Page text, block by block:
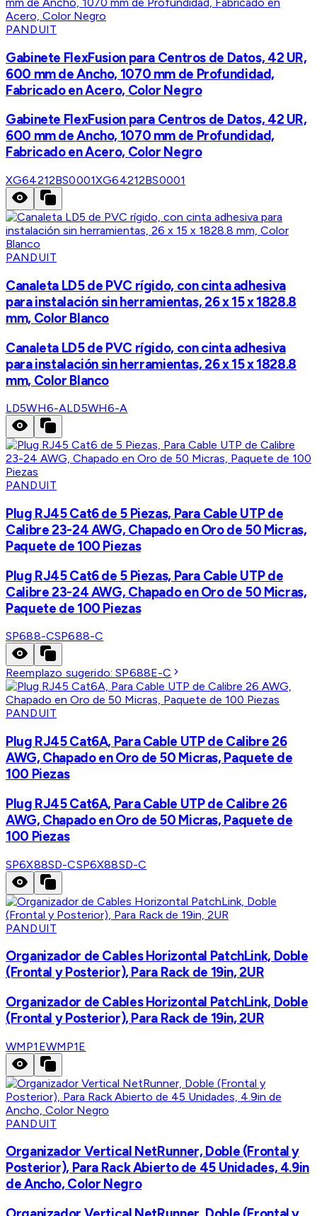
PANDUIT
Gabinete FlexFusion para Centros de Datos, 42 UR,
600 mm de Ancho, 1070 mm de Profundidad,
Fabricado en Acero, Color Negro
Gabinete FlexFusion para Centros de Datos, 42 UR,
600 mm de Ancho, 1070 mm de Profundidad,
Fabricado en Acero, Color Negro
XG64212BS0001XG64212BS0001
PANDUIT
Canaleta LD5 de PVC rígido, con cinta adhesiva
para instalación sin herramientas, 26 x 15 x 1828.8
mm, Color Blanco
Canaleta LD5 de PVC rígido, con cinta adhesiva
para instalación sin herramientas, 26 x 15 x 1828.8
mm, Color Blanco
LD5WH6-ALD5WH6-A
PANDUIT
Plug RJ45 Cat6 de 5 Piezas, Para Cable UTP de
Calibre 23-24 AWG, Chapado en Oro de 50 Micras,
Paquete de 100 Piezas
Plug RJ45 Cat6 de 5 Piezas, Para Cable UTP de
Calibre 23-24 AWG, Chapado en Oro de 50 Micras,
Paquete de 100 Piezas
SP688-CSP688-C
Reemplazo sugerido:SP688E-C
PANDUIT
Plug RJ45 Cat6A, Para Cable UTP de Calibre 26
AWG, Chapado en Oro de 50 Micras, Paquete de
100 Piezas
Plug RJ45 Cat6A, Para Cable UTP de Calibre 26
AWG, Chapado en Oro de 50 Micras, Paquete de
100 Piezas
SP6X88SD-CSP6X88SD-C
PANDUIT
Organizador de Cables Horizontal PatchLink, Doble
(Frontal y Posterior), Para Rack de 19in, 2UR
Organizador de Cables Horizontal PatchLink, Doble
(Frontal y Posterior), Para Rack de 19in, 2UR
WMP1EWMP1E
PANDUIT
Organizador Vertical NetRunner, Doble (Frontal y
Posterior), Para Rack Abierto de 45 Unidades, 4.9in
de Ancho, Color Negro